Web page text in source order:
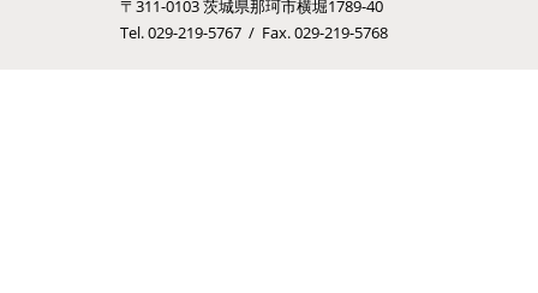
〒311-0103 茨城県那珂市横堀1789-40
Tel. 029-219-5767 / Fax. 029-219-5768